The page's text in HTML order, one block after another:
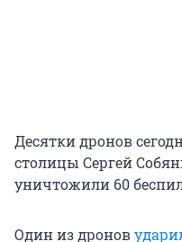
Десятки дронов
столицы Сергей
уничтожили 60
Один из дронов